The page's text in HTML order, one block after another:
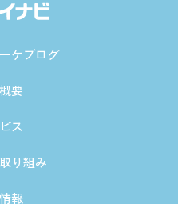
ケブログ
要
ス
り組み
報